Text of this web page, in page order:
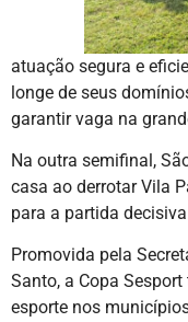
atuação segura e
longe de seus
garantir vaga na
Na outra semifinal,
casa ao derrotar Vila
para a partida
Promovida pela
Santo, a Copa
esporte nos